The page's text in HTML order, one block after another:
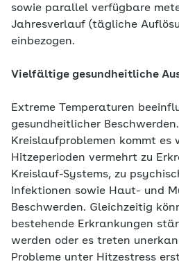
sowie parallel verfügbare
Jahresverlauf (tägliche
einbezogen.
Vielfältige gesundheitliche
Extreme Temperaturen
gesundheitlicher
Kreislaufproblemen kommt es
Hitzeperioden vermehrt zu
Kreislauf-Systems, zu
Infektionen sowie Haut- und
Beschwerden. Gleichzeitig
bestehende Erkrankungen
werden oder es treten
Probleme unter Hitzestress